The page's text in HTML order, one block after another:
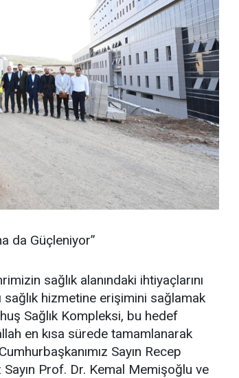
da Güçleniyor”
sağlık alanındaki ihtiyaçlarını
sağlık hizmetine erişimini sağlamak
Sağlık Kompleksi, bu hedef
en kısa sürede tamamlanarak
Sayın Recep
Sayın Prof. Dr. Kemal Memişoğlu ve